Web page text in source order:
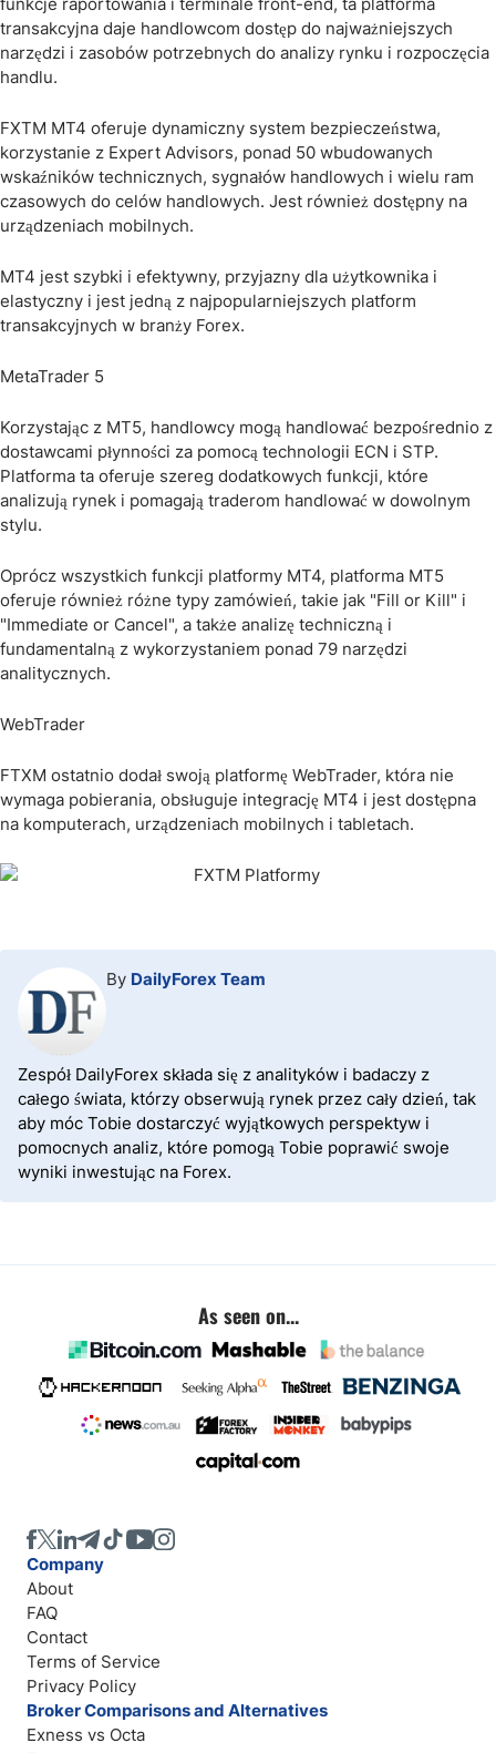
transakcyjna daje handlowcom dostęp do najważniejszych
narzędzi i zasobów potrzebnych do analizy rynku i rozpoczęcia
handlu.
FXTM MT4 oferuje dynamiczny system bezpieczeństwa,
korzystanie z Expert Advisors, ponad 50 wbudowanych
wskaźników technicznych, sygnałów handlowych i wielu ram
czasowych do celów handlowych. Jest również dostępny na
urządzeniach mobilnych.
MT4 jest szybki i efektywny, przyjazny dla użytkownika i
elastyczny i jest jedną z najpopularniejszych platform
transakcyjnych w branży Forex.
MetaTrader 5
Korzystając z MT5, handlowcy mogą handlować bezpośrednio z
dostawcami płynności za pomocą technologii ECN i STP.
Platforma ta oferuje szereg dodatkowych funkcji, które
analizują rynek i pomagają traderom handlować w dowolnym
stylu.
Oprócz wszystkich funkcji platformy MT4, platforma MT5
oferuje również różne typy zamówień, takie jak "Fill or Kill" i
"Immediate or Cancel", a także analizę techniczną i
fundamentalną z wykorzystaniem ponad 79 narzędzi
analitycznych.
WebTrader
FTXM ostatnio dodał swoją platformę WebTrader, która nie
wymaga pobierania, obsługuje integrację MT4 i jest dostępna
na komputerach, urządzeniach mobilnych i tabletach.
By DailyForex Team
Zespół DailyForex składa się z analityków i badaczy z
całego świata, którzy obserwują rynek przez cały dzień, tak
aby móc Tobie dostarczyć wyjątkowych perspektyw i
pomocnych analiz, które pomogą Tobie poprawić swoje
wyniki inwestując na Forex.
As seen on...
Company
About
FAQ
Contact
Terms of Service
Privacy Policy
Broker Comparisons and Alternatives
Exness vs Octa